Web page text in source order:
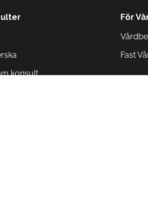
konsult
För
Fast